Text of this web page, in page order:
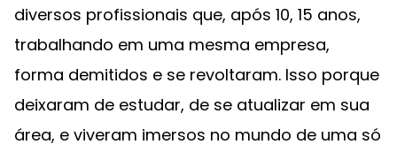
diversos profissionais que, após 10, 15 anos,
trabalhando em uma mesma empresa,
forma demitidos e se revoltaram. Isso porque
deixaram de estudar, de se atualizar em sua
área, e viveram imersos no mundo de uma só